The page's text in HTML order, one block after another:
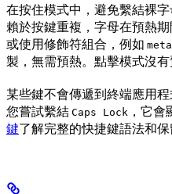
在按住模式中，避免繫結裸
賴於按鍵重複，字母在預熱
或使用修飾符組合，例如
製，無需預熱。點擊模式沒
某些鍵不會傳遞到終端應用
您嘗試繫結 Caps Lock ，它
鍵了解完整的快捷鍵語法和保